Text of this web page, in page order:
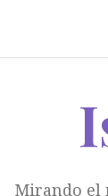
Mirando el